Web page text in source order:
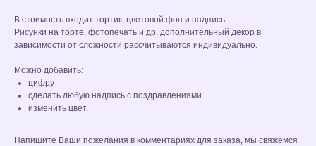
В стоимость входит тортик, цветовой фон и надпись.
Рисунки на торте, фотопечать и др. дополнительный декор в
зависимости от сложности рассчитываются индивидуально.
Можно добавить:
цифру
сделать любую надпись с поздравлениями
изменить цвет.
Напишите Ваши пожелания в комментариях для заказа, мы свяжемся